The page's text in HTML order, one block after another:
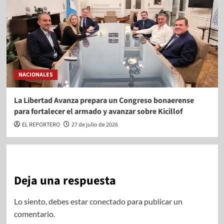
NACIONALES
La Libertad Avanza prepara un Congreso bonaerense
para fortalecer el armado y avanzar sobre Kicillof
EL REPORTERO 27 de julio de 2026
Deja una respuesta
Lo siento, debes estarconectadopara publicar un
comentario.